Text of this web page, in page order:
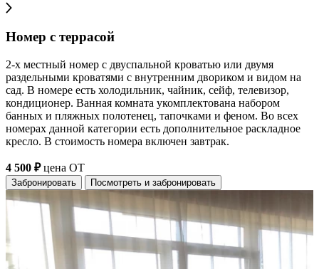
Номер с террасой
2-х местный номер с двуспальной кроватью или двумя
раздельными кроватями с внутренним двориком и видом на
сад. В номере есть холодильник, чайник, сейф, телевизор,
кондиционер. Ванная комната укомплектована набором
банных и пляжных полотенец, тапочками и феном. Во всех
номерах данной категории есть дополнительное раскладное
кресло. В стоимость номера включен завтрак.
4 500 ₽цена ОТ
Забронировать Посмотреть и забронировать